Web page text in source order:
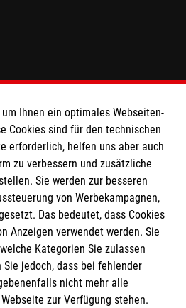
e.V.
1201 2000 12
Ihnen ein optimales Webseiten-
Cookies sind für den technischen
erforderlich, helfen uns aber auch
zu verbessern und zusätzliche
Sie werden zur besseren
von Werbekampagnen,
Das bedeutet, dass Cookies
Anzeigen verwendet werden. Sie
Kategorien Sie zulassen
Sie jedoch, dass bei fehlender
nicht mehr alle
zur Verfügung stehen.